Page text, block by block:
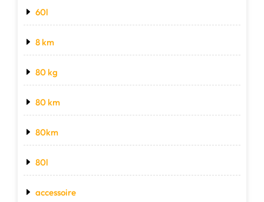
60l
8 km
80 kg
80 km
80km
80l
accessoire